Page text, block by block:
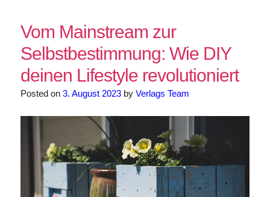
Vom Mainstream zur
Selbstbestimmung: Wie DIY
deinen Lifestyle revolutioniert
Posted on 3. August 2023by Verlags Team